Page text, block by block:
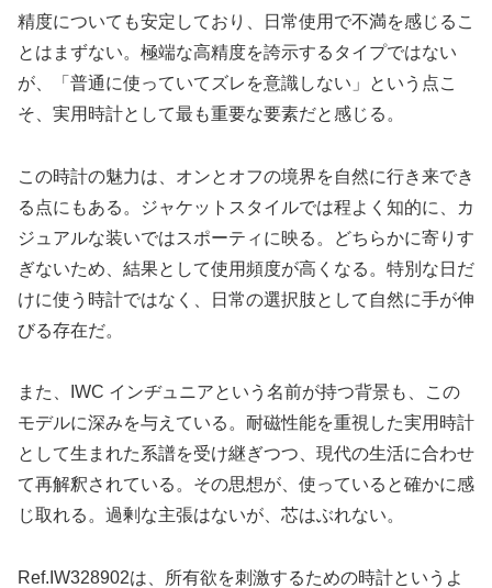
精度についても安定しており、日常使用で不満を感じるこ
とはまずない。極端な高精度を誇示するタイプではない
が、「普通に使っていてズレを意識しない」という点こ
そ、実用時計として最も重要な要素だと感じる。
この時計の魅力は、オンとオフの境界を自然に行き来でき
る点にもある。ジャケットスタイルでは程よく知的に、カ
ジュアルな装いではスポーティに映る。どちらかに寄りす
ぎないため、結果として使用頻度が高くなる。特別な日だ
けに使う時計ではなく、日常の選択肢として自然に手が伸
びる存在だ。
また、IWC インヂュニアという名前が持つ背景も、この
モデルに深みを与えている。耐磁性能を重視した実用時計
として生まれた系譜を受け継ぎつつ、現代の生活に合わせ
て再解釈されている。その思想が、使っていると確かに感
じ取れる。過剰な主張はないが、芯はぶれない。
Ref.IW328902は、所有欲を刺激するための時計というよ